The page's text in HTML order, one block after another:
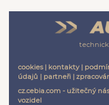
cookies| kontakty|
údajů | partneři |
cz.cebia.com - užitečný
vozidel